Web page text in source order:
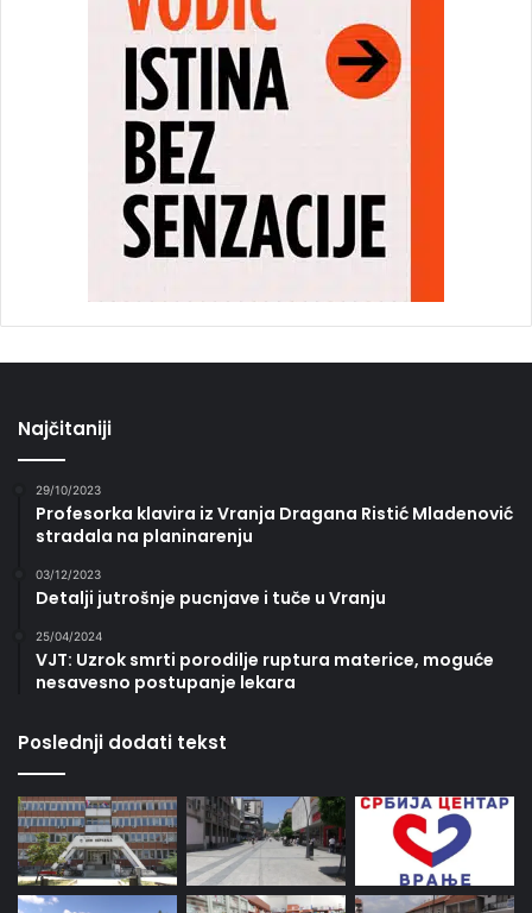
Najčitaniji
29/10/2023
Profesorka klavira iz Vranja Dragana Ristić Mladenović
stradala na planinarenju
03/12/2023
Detalji jutrošnje pucnjave i tuče u Vranju
25/04/2024
VJT: Uzrok smrti porodilje ruptura materice, moguće
nesavesno postupanje lekara
Poslednji dodati tekst